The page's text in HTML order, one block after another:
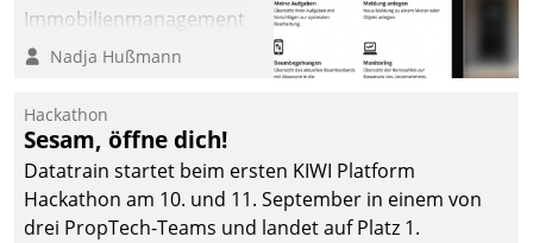
Immobilienmanagement
der Bayerischen
Ressort Kapitalanlage für
künftige Aufgaben und
Herausforderungen
gerüstet.
Nadja Hußmann
Hackathon
Sesam, öffne dich!
Datatrain startet beim ersten KIWI Platform
Hackathon am 10. und 11. September in einem von
drei PropTech-Teams und landet auf Platz 1.